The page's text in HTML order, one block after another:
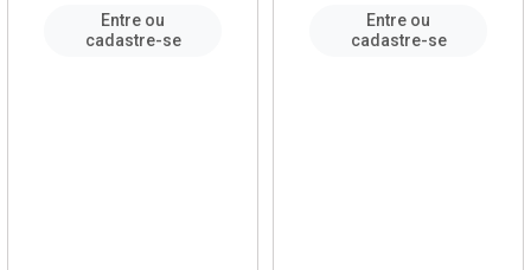
Entre ou
cadastre-se
Entre ou
cadastre-se